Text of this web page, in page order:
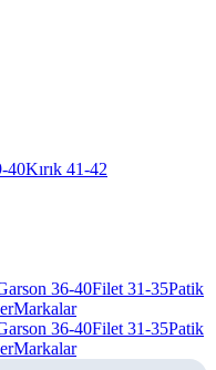
40Kırık 41-42
36-40Filet 31-35Patik
Markalar
36-40Filet 31-35Patik
Markalar